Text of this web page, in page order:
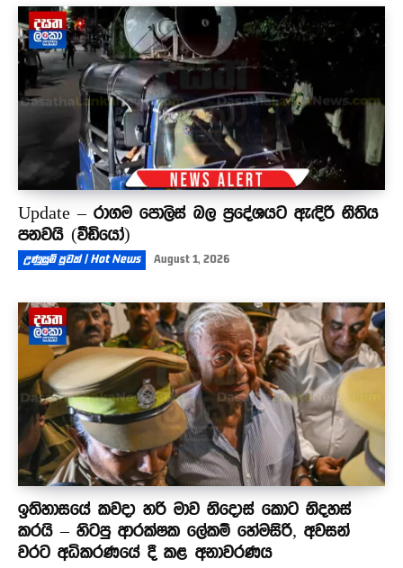
Update – රාගම පොලිස් බල ප්‍රදේශයට ඇඳිරි නීතිය
පනවයි (වීඩියෝ)
උණුසුම් පුවත් | Hot News August 1, 2026
ඉතිහාසයේ කවදා හරි මාව නිදොස් කොට නිදහස්
කරයි – හිටපු ආරක්ෂක ලේකම් හේමසිරි, අවසන්
වරට අධිකරණයේ දී කළ අනාවරණය